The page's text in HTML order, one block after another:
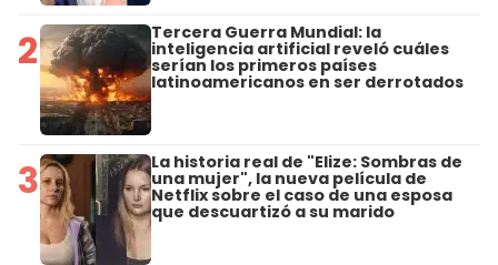
2 Tercera Guerra Mundial: la
inteligencia artificial reveló cuáles
serían los primeros países
latinoamericanos en ser derrotados
3 La historia real de "Elize: Sombras de
una mujer", la nueva película de
Netflix sobre el caso de una esposa
que descuartizó a su marido